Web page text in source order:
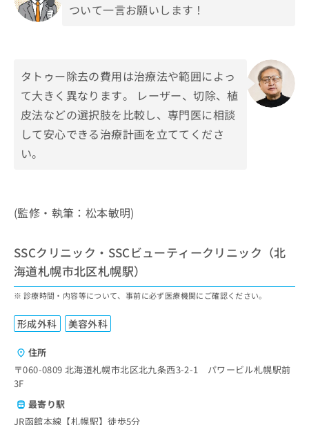
ついて一言お願いします！
タトゥー除去の費用は治療法や範囲によっ
て大きく異なります。 レーザー、切除、植
皮法などの選択肢を比較し、専門医に相談
して安心できる治療計画を立ててくださ
い。
(監修・執筆：松本敏明)
SSCクリニック・SSCビューティークリニック（北
海道札幌市北区札幌駅）
診療時間・内容等について、事前に必ず医療機関にご確認ください。
形成外科 美容外科
住所
〒060-0809 北海道札幌市北区北九条西3-2-1 パワービル札幌駅前
3F
最寄り駅
JR函館本線【札幌駅】徒歩5分